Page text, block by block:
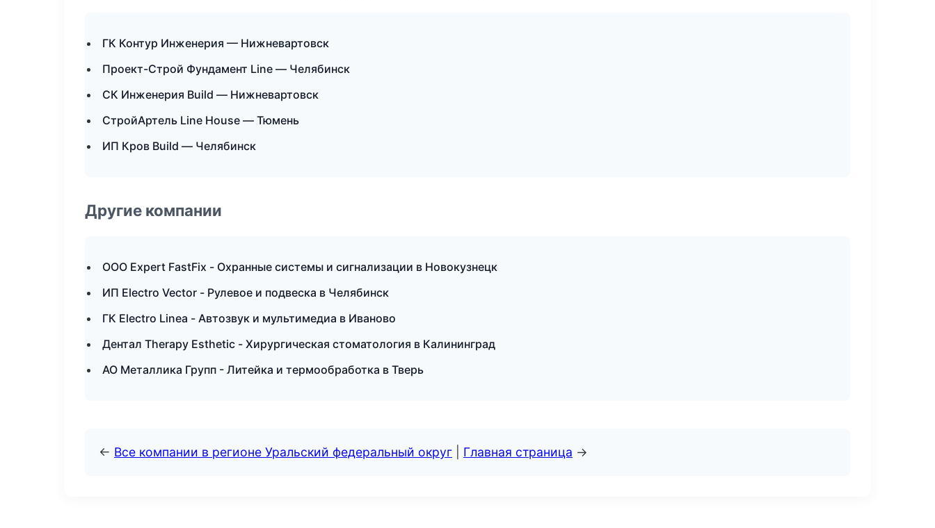
ГК Контур Инженерия — Нижневартовск
Проект-Строй Фундамент Line — Челябинск
СК Инженерия Build — Нижневартовск
СтройАртель Line House — Тюмень
ИП Кров Build — Челябинск
Другие компании
ООО Expert FastFix - Охранные системы и сигнализации в Новокузнецк
ИП Electro Vector - Рулевое и подвеска в Челябинск
ГК Electro Linea - Автозвук и мультимедиа в Иваново
Дентал Therapy Esthetic - Хирургическая стоматология в Калининград
АО Металлика Групп - Литейка и термообработка в Тверь
← Все компании в регионе Уральский федеральный округ Главная страница →